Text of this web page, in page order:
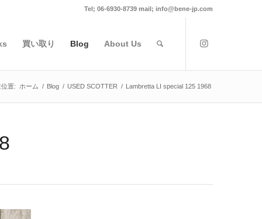
Tel; 06-6930-8739 mail; info@bene-jp.com
買い取り Blog About Us
置: ホーム / Blog / USED SCOTTER / Lambretta LI special 125 1968